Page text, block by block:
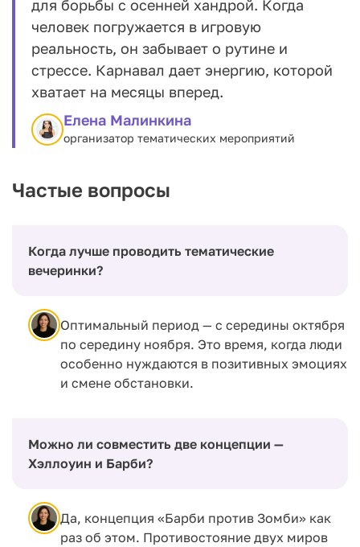
для борьбы с осенней хандрой. Когда
человек погружается в игровую
реальность, он забывает о рутине и
стрессе. Карнавал дает энергию, которой
хватает на месяцы вперед.
Елена Малинкина
организатор тематических мероприятий
Частые вопросы
Когда лучше проводить тематические
вечеринки?
Оптимальный период — с середины октября
по середину ноября. Это время, когда люди
особенно нуждаются в позитивных эмоциях
и смене обстановки.
Можно ли совместить две концепции —
Хэллоуин и Барби?
Да, концепция «Барби против Зомби» как
раз об этом. Противостояние двух миров